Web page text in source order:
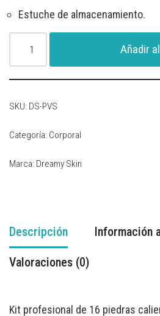
Estuche de almacenamiento.
Añadir
SKU: DS-PVS
Categoría: Corporal
Marca: Dreamy Skin
Descripción Información
Valoraciones (0)
Kit profesional de 16 piedras